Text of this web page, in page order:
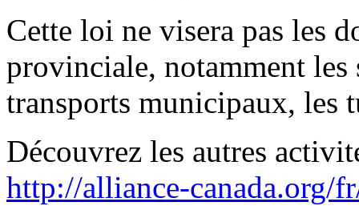
Cette loi ne visera pas les
provinciale, notamment les
transports municipaux, les
Découvrez les autres
http://alliance-canada.org/